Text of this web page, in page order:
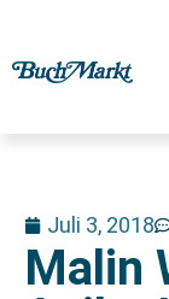
Juli 3, 2018
Malin